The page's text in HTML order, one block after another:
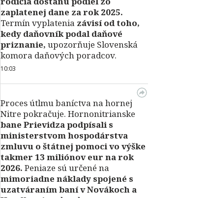
zaplatenej dane za rok 2025.
Termín vyplatenia závisí od toho,
kedy daňovník podal daňové
priznanie, upozorňuje Slovenská
komora daňových poradcov.
10:03
Proces útlmu baníctva na hornej
Nitre pokračuje. Hornonitrianske
bane Prievidza podpísali s
ministerstvom hospodárstva
zmluvu o štátnej pomoci vo výške
takmer 13 miliónov eur na rok
2026. Peniaze sú určené na
mimoriadne náklady spojené s
uzatváraním baní v Novákoch a